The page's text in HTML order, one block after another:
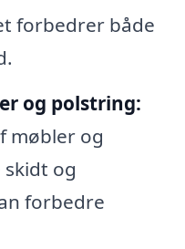
forbedrer både
og polstring:
møbler og
og
forbedre